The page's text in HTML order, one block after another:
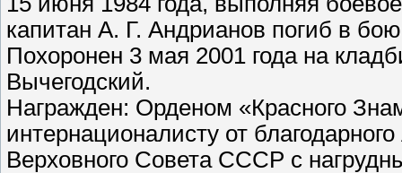
капитан А. Г. Андрианов погиб в
Похоронен 3 мая 2001 года на
Вычегодский.
Награжден: Орденом «Красного
интернационалисту от
Верховного Совета СССР с